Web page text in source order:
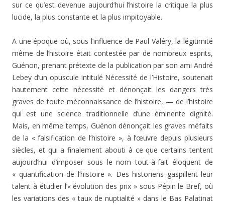
sur ce qu’est devenue aujourd’hui l’histoire la critique la plus
lucide, la plus constante et la plus impitoyable.
A une époque où, sous l’influence de Paul Valéry, la légitimité
même de l’histoire était contestée par de nom­breux esprits,
Guénon, prenant prétexte de la publication par son ami André
Lebey d’un opuscule intitulé Nécessité de l’Histoire, soutenait
hautement cette nécessité et dé­nonçait les dangers très
graves de toute méconnaissance de l’histoire, — de l’histoire
qui est une science tra­ditionnelle d’une éminente dignité.
Mais, en même temps, Guénon dénonçait les graves méfaits
de la « falsification de l’histoire », à l’œuvre depuis plusieurs
siècles, et qui a finalement abouti à ce que certains tentent
aujourd’hui d’imposer sous le nom tout-à-fait éloquent de
« quanti­fication de l’histoire ». Des historiens gaspillent leur
talent à étudier l’« évolution des prix » sous Pépin le Bref, où
les variations des « taux de nuptialité » dans le Bas Palatinat